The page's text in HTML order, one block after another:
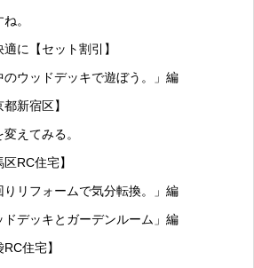
。
に【セット割引】
ウッドデッキで遊ぼう。」編
新宿区】
えてみる。
RC住宅】
リフォームで気分転換。」編
デッキとガーデンルーム」編
住宅】